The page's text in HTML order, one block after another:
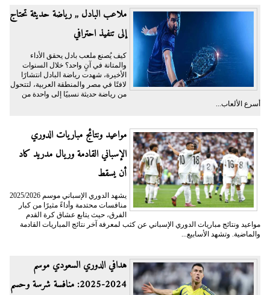
ملاعب البادل ,, رياضة حديثة تحتاج
إلى تنفيذ احترافي
كيف يُصنع ملعب بادل يحقق الأداء
والمتانة في آنٍ واحد؟ خلال السنوات
الأخيرة، شهدت رياضة البادل انتشارًا
لافتًا في مصر والمنطقة العربية، لتتحول
من رياضة حديثة نسبيًا إلى واحدة من
أسرع الألعاب...
مواعيد ونتائج مباريات الدوري
الإسباني القادمة وريال مدريد كاد
أن يسقط
يشهد الدوري الإسباني موسم 2025/2026
منافسات محتدمة وأداءً مثيرًا من كبار
الفرق، حيث يتابع عشاق كرة القدم
مواعيد ونتائج مباريات الدوري الإسباني عن كثب لمعرفة آخر نتائج المباريات القادمة
والماضية. وتشهد الأسابيع...
هدافي الدوري السعودي موسم
2024-2025: منافسة شرسة وحسم